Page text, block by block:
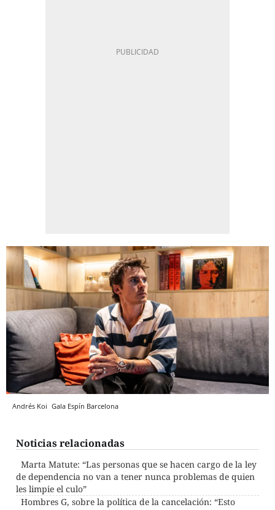
Andrés Koi Gala Espín Barcelona
Noticias relacionadas
Marta Matute: “Las personas que se hacen cargo de la ley
de dependencia no van a tener nunca problemas de quien
les limpie el culo”
Hombres G, sobre la política de la cancelación: “Esto